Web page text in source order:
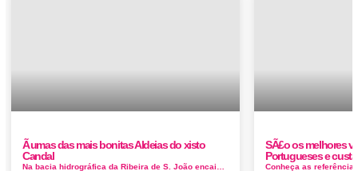
Ã umas das mais bonitas Aldeias do xisto
Candal
Na bacia hidrográfica da Ribeira de S. João encaixa, entre outros, este anfiteatro onde se alojou o Candal e a sua ribeira. Es...
SÃ£o os melhores
Portugueses e